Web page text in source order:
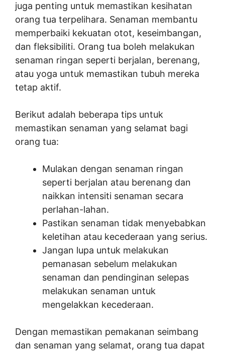
juga penting untuk memastikan kesihatan
orang tua terpelihara. Senaman membantu
memperbaiki kekuatan otot, keseimbangan,
dan fleksibiliti. Orang tua boleh melakukan
senaman ringan seperti berjalan, berenang,
atau yoga untuk memastikan tubuh mereka
tetap aktif.
Berikut adalah beberapa tips untuk
memastikan senaman yang selamat bagi
orang tua:
Mulakan dengan senaman ringan
seperti berjalan atau berenang dan
naikkan intensiti senaman secara
perlahan-lahan.
Pastikan senaman tidak menyebabkan
keletihan atau kecederaan yang serius.
Jangan lupa untuk melakukan
pemanasan sebelum melakukan
senaman dan pendinginan selepas
melakukan senaman untuk
mengelakkan kecederaan.
Dengan memastikan pemakanan seimbang
dan senaman yang selamat, orang tua dapat